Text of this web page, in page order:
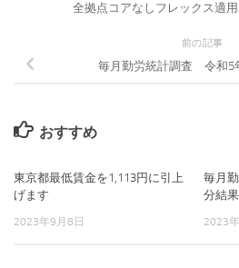
全拠点コアなしフレックス適
前の記事
毎月勤労統計調査 令和5
おすすめ
東京都最低賃金を1,113円に引上
げます
2023年9月8日
毎月
分結
2023